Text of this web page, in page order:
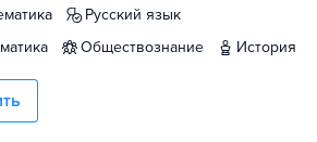
русский язык
обществознание история